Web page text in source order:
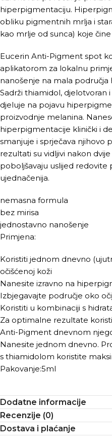
hiperpigmentaciju.
obliku pigmentnih mrlja i
kao mrlje od sunca) koje
Eucerin Anti-Pigment spot
aplikatorom za lokalnu
nanošenje na mala
Sadrži thiamidol, djelotvoran
djeluje na pojavu
proizvodnje melanina.
hiperpigmentacije klinički i
smanjuje i sprječava njihovo
rezultati su vidljivi nakon
poboljšavaju uslijed redovite
ujednačenija.
nemasna formula
bez mirisa
jednostavno nanošenje
Primjena:
Koristiti jednom dnevno
očišćenoj koži
Nanesite izravno na
Izbjegavajte područje oko
Koristiti u kombinaciji s
Za optimalne rezultate
Anti-Pigment dnevnom
Nanesite jednom dnevno.
s thiamidolom koristite
Pakovanje:5ml
Dodatne informacije
Recenzije (0)
Dostava i plaćanje